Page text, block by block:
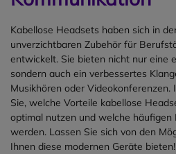
der OpenRun Pro 2 ist für alle
Bedingungen gerüstet und
lässt sich nicht von Nässe
aufhalten.
Klare Anrufe
Mit einem fortschrittlichen KI-
Algorithmus zur
Geräuschunterdrückung
sorgen die doppelten
Mikrofone für klare
Umgebungen macht. Der 35-
mm-Treiber liefert einen
Frequenzbereich von 20 Hz bis
20 kHz(Musik) und bis8 kHzim
Gesprächsmodus.
Komfort & Langlebigkeit
Mit ca. 285 gist das Headset
angenehm leicht. Zwei Paar
Ohrpolster (Over-Ear & On-Ear)
Kabellose Headsets haben sich in
unverzichtbaren Zubehör für
entwickelt. Sie bieten nicht nur eine
sondern auch ein verbessertes
Musikhören oder Videokonferenzen.
Sie, welche Vorteile kabellose
optimal nutzen und welche häufigen
werden. Lassen Sie sich von den
Ihnen diese modernen Geräte bieten!